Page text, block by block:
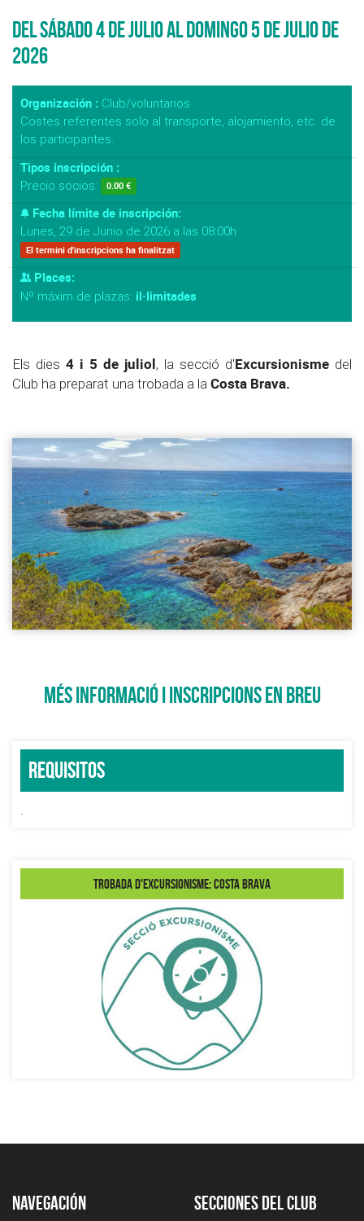
Del Sábado 4 de Julio al Domingo 5 de Julio de
2026
Organización : Club/voluntarios
Costes referentes solo al transporte, alojamiento, etc. de
los participantes.
Tipos inscripción :
Precio socios: 0.00 €
Fecha límite de inscripción:
Lunes, 29 de Junio de 2026 a las 08:00h
El termini d'inscripcions ha finalitzat
Places:
Nº máxim de plazas: il·limitades
Els dies 4 i 5 de juliol, la secció d'Excursionisme del
Club ha preparat una trobada a laCosta Brava.
MÉS INFORMACIÓ I INSCRIPCIONS EN BREU
Requisitos
.
Trobada d'Excursionisme: Costa Brava
Navegación Secciones del club